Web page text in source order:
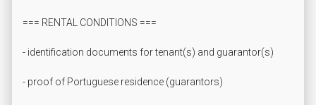
=== RENTAL CONDITIONS ===
- identification documents for tenant(s) and guarantor(s)
- proof of Portuguese residence (guarantors)